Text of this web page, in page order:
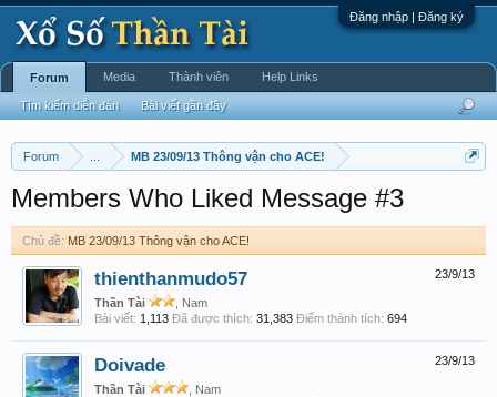
Đăng nhập | Đăng ký
Forum MB 23/09/13 Thông vận cho ACE!
Members Who Liked Message #3
Chủ đề: MB 23/09/13 Thông vận cho ACE!
23/9/13
thienthanmudo57
Thần Tài
, Nam
Bài viết: 1,113 Đã được thích: 31,383 Điểm thành tích: 694
23/9/13
Doivade
Thần Tài
, Nam
Forum
Tìm kiếm diễn đàn Bài viết gần đây
Media Thành viên Help Links